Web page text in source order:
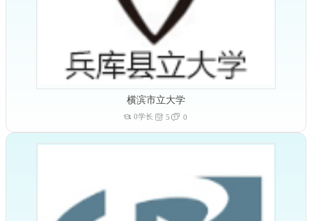
横滨市立大学
0学长 5 0